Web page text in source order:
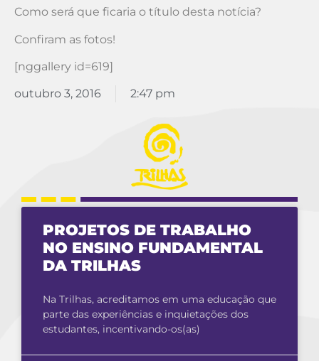
Como será que ficaria o título desta notícia?
Confiram as fotos!
[nggallery id=619]
outubro 3, 2016 2:47 pm
PROJETOS DE TRABALHO
NO ENSINO FUNDAMENTAL
DA TRILHAS
Na Trilhas, acreditamos em uma educação que
parte das experiências e inquietações dos
estudantes, incentivando-os(as)